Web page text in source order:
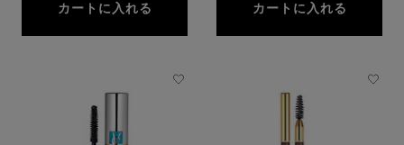
カートに入れる YSL リベレイテッド アイライナー ウォ
カートに入れる